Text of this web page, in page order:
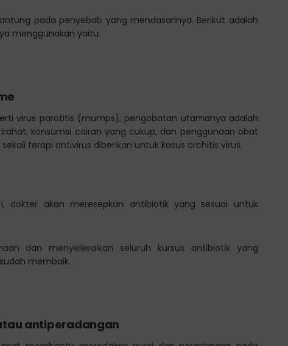
pada penyebab yang mendasarinya. Berikut adalah
menggunakan yaitu:
virus parotitis (mumps), pengobatan utamanya adalah
konsumsi cairan yang cukup, dan penggunaan obat
terapi antivirus diberikan untuk kasus orchitis virus.
dokter akan meresepkan antibiotik yang sesuai untuk
dan menyelesaikan seluruh kursus antibiotik yang
membaik.
antiperadangan